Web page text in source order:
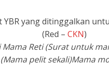
YBR yang ditinggalkan
(Red – CKN)
Mama Reti (Surat untuk
pelit sekali)Mama